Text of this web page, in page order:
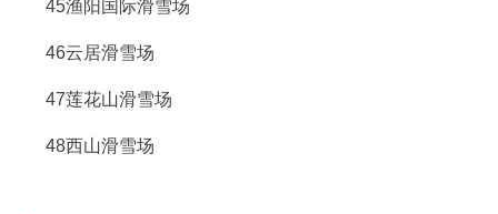
45渔阳国际滑雪场
46云居滑雪场
47莲花山滑雪场
48西山滑雪场